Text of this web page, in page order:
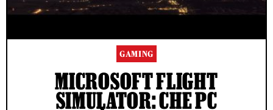
GAMING
MICROSOFT FLIGHT
SIMULATOR: CHE PC